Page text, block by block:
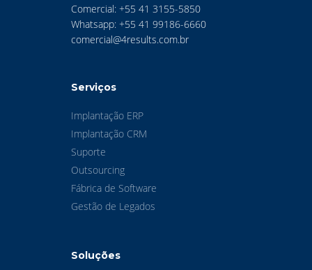
Comercial: +55 41 3155-5850
Whatsapp: +55 41 99186-6660
comercial@4results.com.br
Serviços
Implantação ERP
Implantação CRM
Suporte
Outsourcing
Fábrica de Software
Gestão de Legados
Soluções